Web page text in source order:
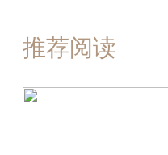
推荐阅读